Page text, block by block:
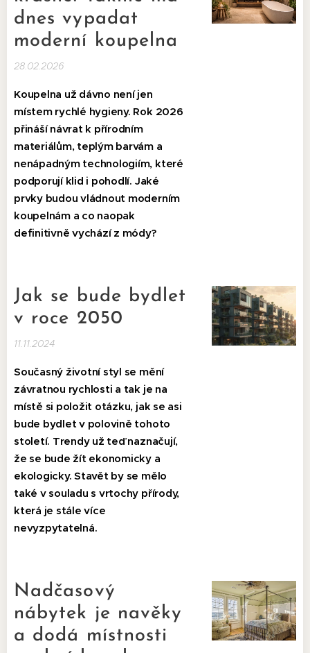
dnes vypadat
moderní koupelna
28.02.2026
Koupelna už dávno není jen
místem rychlé hygieny. Rok 2026
přináší návrat k přírodním
materiálům, teplým barvám a
nenápadným technologiím, které
podporují klid i pohodlí. Jaké
prvky budou vládnout moderním
koupelnám a co naopak
definitivně vychází z módy?
Jak se bude bydlet
v roce 2050
11.11.2024
Současný životní styl se mění
závratnou rychlosti a tak je na
místě si položit otázku, jak se asi
bude bydlet v polovině tohoto
století. Trendy už teď naznačují,
že se bude žít ekonomicky a
ekologicky. Stavět by se mělo
také v souladu s vrtochy přírody,
která je stále více
nevyzpytatelná.
Nadčasový
nábytek je navěky
a dodá místnosti